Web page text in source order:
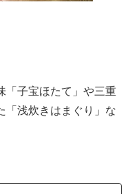
「子宝ほたて」や三重
「浅炊きはまぐり」な